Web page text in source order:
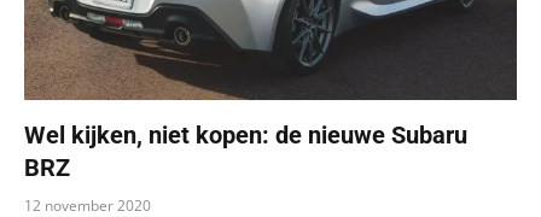
Wel kijken, niet kopen: de nieuwe Subaru
BRZ
12 november 2020